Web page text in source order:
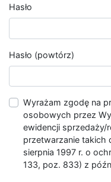
Hasło
Hasło (powtórz)
Wyrażam zgodę na
osobowych przez
ewidencji sprzedaży/
przetwarzanie takich
sierpnia 1997 r. o
133, poz. 833) z